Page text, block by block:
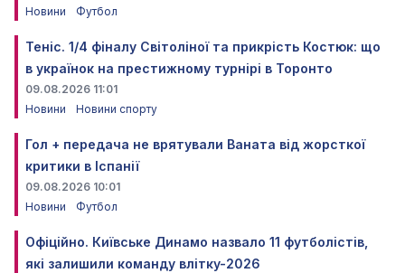
Новини
Футбол
Теніс. 1/4 фіналу Світоліної та прикрість Костюк: що
в українок на престижному турнірі в Торонто
09.08.2026 11:01
Новини
Новини спорту
Гол + передача не врятували Ваната від жорсткої
критики в Іспанії
09.08.2026 10:01
Новини
Футбол
Офіційно. Київське Динамо назвало 11 футболістів,
які залишили команду влітку-2026